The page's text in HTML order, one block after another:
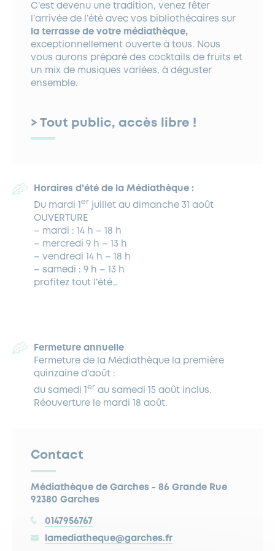
C’est devenu une tradition, venez fêter
l’arrivée de l’été avec vos bibliothécaires sur
la terrasse de votre médiathèque,
exceptionnellement ouverte à tous. Nous
vous aurons préparé des cocktails de fruits et
un mix de musiques variées, à déguster
ensemble.
> Tout public, accès libre !
Horaires d’été de la Médiathèque :
Du mardi 1
er juillet au dimanche 31 août
OUVERTURE
– mardi : 14 h – 18 h
– mercredi 9 h – 13 h
– vendredi 14 h – 18 h
– samedi : 9 h – 13 h
profitez tout l’été…
Fermeture annuelle
Fermeture de la Médiathèque la première
quinzaine d’août :
du samedi 1
er au samedi 15 août inclus.
Réouverture le mardi 18 août.
Contact
Médiathèque de Garches - 86 Grande Rue
92380 Garches
0147956767
lamediatheque@garches.fr